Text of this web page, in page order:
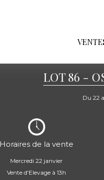
LOT 86 -
Du 22
Horaires de la vente
Mercredi 22 janvier
Vente d'Elevage à 13h